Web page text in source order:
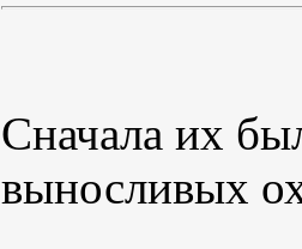
Сначала их
выносливых